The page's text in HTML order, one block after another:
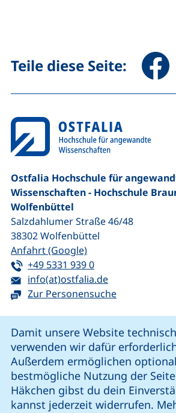
Damit unsere Website
verwenden wir dafür
Außerdem ermöglichen
bestmögliche Nutzung der
Häkchen gibst du dein
kannst jederzeit widerrufen.
Teile diese Seite: Seite
Ostfalia Hochschule für
Wissenschaften - Hochschule
Wolfenbüttel
Salzdahlumer Straße 46/48
38302Wolfenbüttel
Anfahrt (Google)(externer Link,
Tel:
+49 5331 939 0(startet einen
E-Mail:
info(at)ostfalia.de(öffnet Ihr E-
Zur Personensuche
unsere Facebook-Seite (externer
unsere LinkedIn-Seite
unsere Instagram-
unsere
Cookie-Einstellungen